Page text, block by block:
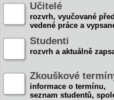
Učitelé
rozvrh, vyučované
vedené práce a
Studenti
rozvrh a aktuálně
Zkouškové
informace o termínu,
seznam studentů,